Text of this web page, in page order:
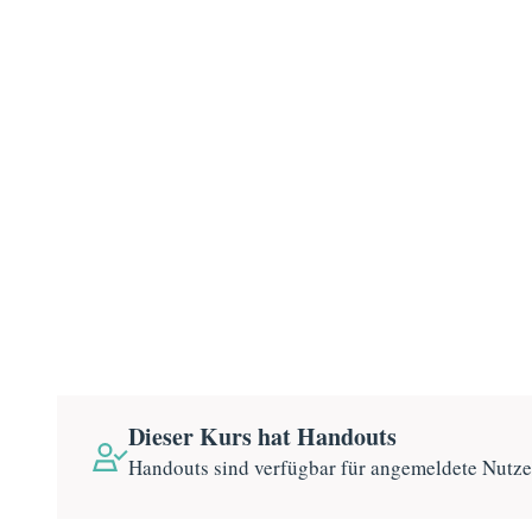
Dieser Kurs hat Handouts
Handouts sind verfügbar für angemeldete